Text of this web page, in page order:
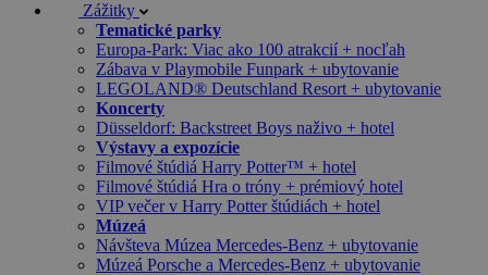
Zážitky
Tematické parky
Europa-Park: Viac ako 100 atrakcií + nocľah
Zábava v Playmobile Funpark + ubytovanie
LEGOLAND® Deutschland Resort + ubytovanie
Koncerty
Düsseldorf: Backstreet Boys naživo + hotel
Výstavy a expozície
Filmové štúdiá Harry Potter™ + hotel
Filmové štúdiá Hra o tróny + prémiový hotel
VIP večer v Harry Potter štúdiách + hotel
Múzeá
Návšteva Múzea Mercedes-Benz + ubytovanie
Múzeá Porsche a Mercedes-Benz + ubytovanie